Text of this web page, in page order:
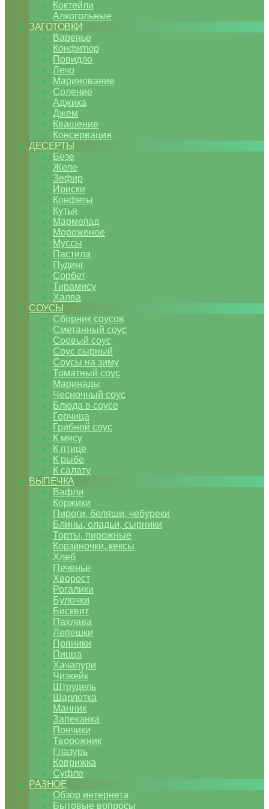
Коктейли
Алкогольные
ЗАГОТОВКИ
Варенье
Конфитюр
Повидло
Лечо
Маринование
Соление
Аджика
Джем
Квашение
Консервация
ДЕСЕРТЫ
Безе
Желе
Зефир
Ириски
Конфеты
Кутья
Мармелад
Мороженое
Муссы
Пастила
Пудинг
Сорбет
Тирамису
Халва
СОУСЫ
Сборник соусов
Сметанный соус
Соевый соус
Соус сырный
Соусы на зиму
Томатный соус
Маринады
Чесночный соус
Блюда в соусе
Горчица
Грибной соус
К мясу
К птице
К рыбе
К салату
ВЫПЕЧКА
Вафли
Коржики
Пироги, беляши, чебуреки
Блины, оладьи, сырники
Торты, пирожные
Корзиночки, кексы
Хлеб
Печенье
Хворост
Рогалики
Булочки
Бисквит
Пахлава
Лепешки
Пряники
Пицца
Хачапури
Чизкейк
Штрудель
Шарлотка
Манник
Запеканка
Пончики
Творожник
Глазурь
Коврижка
Суфле
РАЗНОЕ
Обзор интернета
Бытовые вопросы